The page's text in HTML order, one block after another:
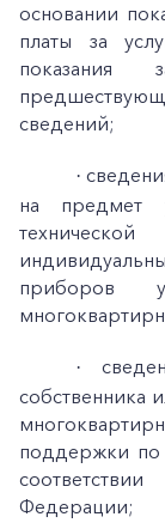
основании
платы за
показания
сведений;
·
на предмет
приборов
·
собственника
поддержки по
Федерации;